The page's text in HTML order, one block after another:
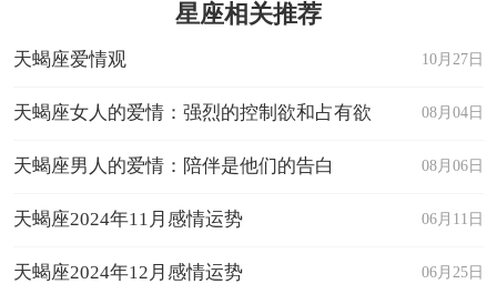
星座相关推荐
10月27日
天蝎座爱情观
08月04日
天蝎座女人的爱情：强烈的控制欲和占有欲
08月06日
天蝎座男人的爱情：陪伴是他们的告白
06月11日
天蝎座2024年11月感情运势
06月25日
天蝎座2024年12月感情运势